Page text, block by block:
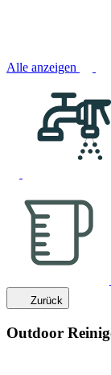
Alle anzeigen
Zurück
Outdoor